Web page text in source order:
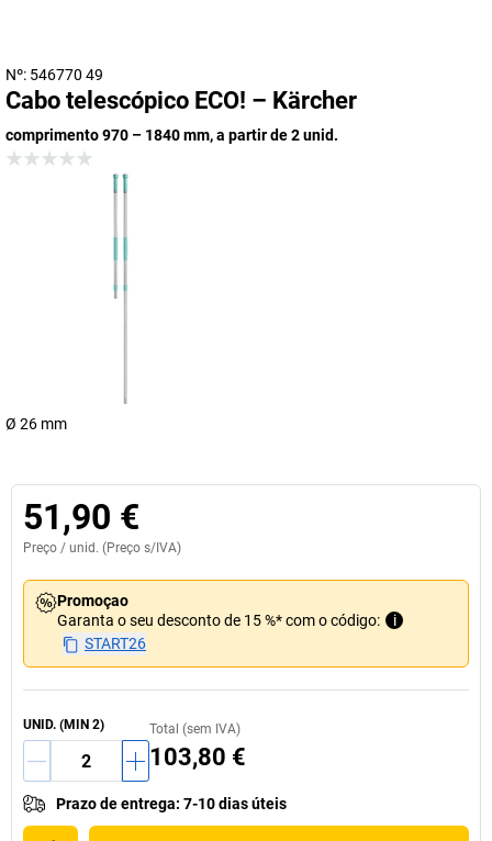
Nº: 546770 49
Cabo telescópico ECO! – Kärcher
comprimento 970 – 1840 mm, a partir de 2 unid.
Ø 26 mm
51,90 €
Preço / unid. (Preço s/IVA)
Promoçao
Garanta o seu desconto de 15 %* com o código:
i
START26
UNID. (MIN 2) Total (sem IVA)
103,80 €
Prazo de entrega: 7-10 dias úteis